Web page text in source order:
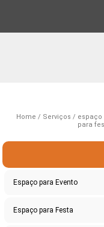
Home Serviços
espaço
para
Espaço para Evento
Espaço para Festa